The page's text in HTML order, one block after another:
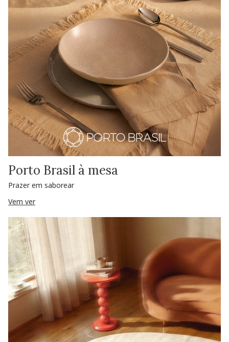
Porto Brasil à mesa
Prazer em saborear
Vem ver